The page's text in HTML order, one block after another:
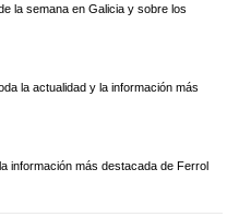
la semana en Galicia y sobre los
la actualidad y la información más
información más destacada de Ferrol